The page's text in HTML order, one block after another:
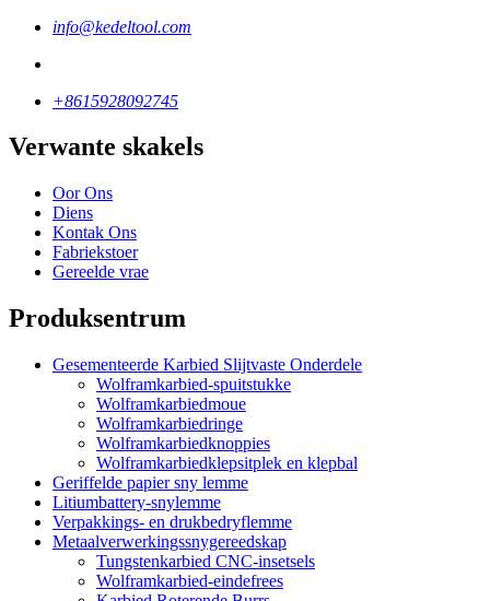
info@kedeltool.com
+8615928092745
Verwante skakels
Oor Ons
Diens
Kontak Ons
Fabriekstoer
Gereelde vrae
Produksentrum
Gesementeerde Karbied Slijtvaste Onderdele
Wolframkarbied-spuitstukke
Wolframkarbiedmoue
Wolframkarbiedringe
Wolframkarbiedknoppies
Wolframkarbiedklepsitplek en klepbal
Geriffelde papier sny lemme
Litiumbattery-snylemme
Verpakkings- en drukbedryflemme
Metaalverwerkingssnygereedskap
Tungstenkarbied CNC-insetsels
Wolframkarbied-eindefrees